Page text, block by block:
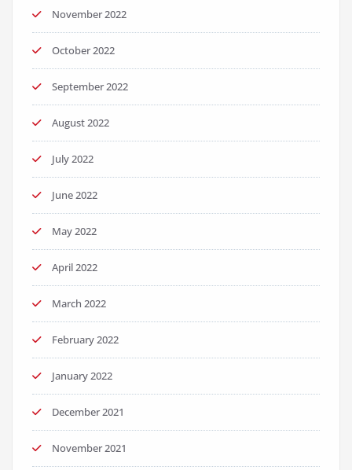
November 2022
October 2022
September 2022
August 2022
July 2022
June 2022
May 2022
April 2022
March 2022
February 2022
January 2022
December 2021
November 2021